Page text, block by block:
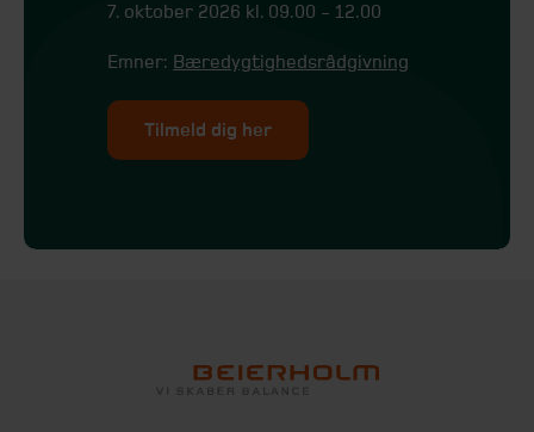
7. oktober 2026 kl. 09.00 - 12.00
Emner: Bæredygtighedsrådgivning
Tilmeld dig her